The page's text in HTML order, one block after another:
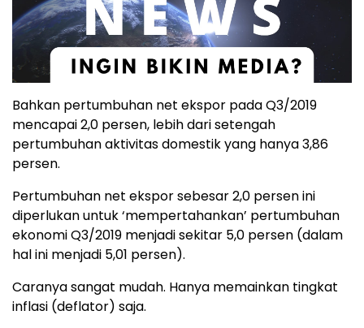
Bahkan pertumbuhan net ekspor pada Q3/2019
mencapai 2,0 persen, lebih dari setengah
pertumbuhan aktivitas domestik yang hanya 3,86
persen.
Pertumbuhan net ekspor sebesar 2,0 persen ini
diperlukan untuk ‘mempertahankan’ pertumbuhan
ekonomi Q3/2019 menjadi sekitar 5,0 persen (dalam
hal ini menjadi 5,01 persen).
Caranya sangat mudah. Hanya memainkan tingkat
inflasi (deflator) saja.